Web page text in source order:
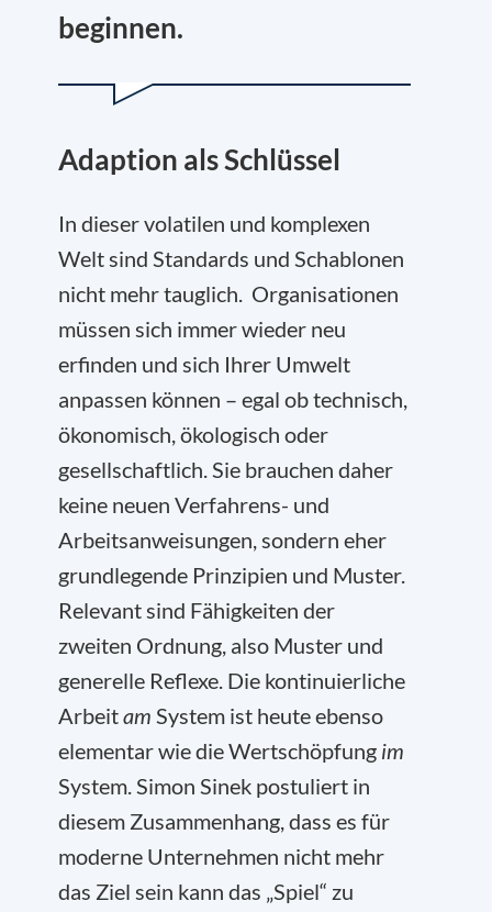
beginnen.
Adaption als Schlüssel
In dieser volatilen und komplexen
Welt sind Standards und Schablonen
nicht mehr tauglich. Organisationen
müssen sich immer wieder neu
erfinden und sich Ihrer Umwelt
anpassen können – egal ob technisch,
ökonomisch, ökologisch oder
gesellschaftlich. Sie brauchen daher
keine neuen Verfahrens- und
Arbeitsanweisungen, sondern eher
grundlegende Prinzipien und Muster.
Relevant sind Fähigkeiten der
zweiten Ordnung, also Muster und
generelle Reflexe. Die kontinuierliche
Arbeitam System ist heute ebenso
elementar wie die Wertschöpfung im
System. Simon Sinek postuliert in
diesem Zusammenhang, dass es für
moderne Unternehmen nicht mehr
das Ziel sein kann das „Spiel“ zu